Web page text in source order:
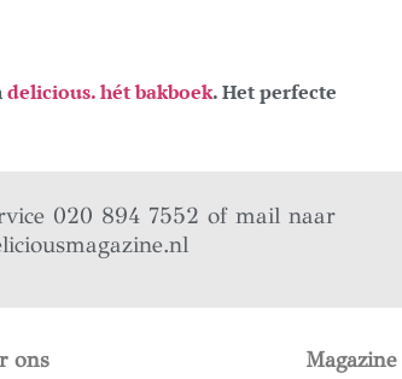
delicious. hét bakboek. Het perfecte
020 894 7552 of mail naar
ons Magazine